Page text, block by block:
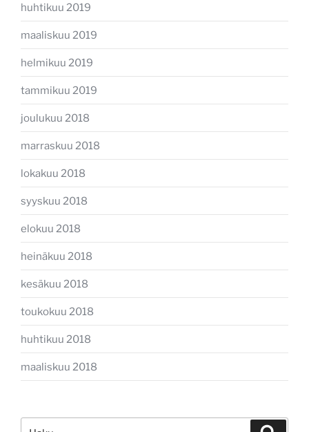
huhtikuu 2019
maaliskuu 2019
helmikuu 2019
tammikuu 2019
joulukuu 2018
marraskuu 2018
lokakuu 2018
syyskuu 2018
elokuu 2018
heinäkuu 2018
kesäkuu 2018
toukokuu 2018
huhtikuu 2018
maaliskuu 2018